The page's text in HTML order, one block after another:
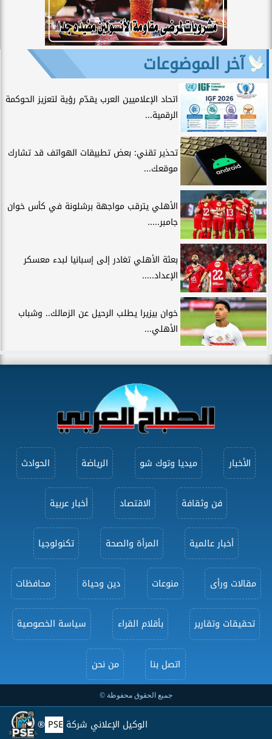
آخر الموضوعات
اتحاد الإعلاميين العرب يقدّم رؤية لتعزيز الحوكمة
الرقمية...
تحذير تقني: بعض تطبيقات الهواتف قد تشارك
موقعك...
الأهلي يترقب مواجهة برشلونة في كأس خوان
جامبر.....
بعثة الأهلي تغادر إلى إسبانيا لبدء معسكر
الإعداد.....
خوان بيزيرا يطلب الرحيل عن الزمالك.. وشباب
الأهلي...
الأخبار ميديا وتوك شو الرياضة الحوادث
فن وثقافة الاقتصاد أخبار عربية
أخبار عالمية المرأة والصحة تكنولوجيا
مقالات ورأى منوعات دين وحياة محافظات
تحقيقات وتقارير بأقلام القراء سياسة الخصوصية
اتصل بنا من نحن
جميع الحقوق محفوظة ©
الوكيل الإعلاني شركة PSE
®